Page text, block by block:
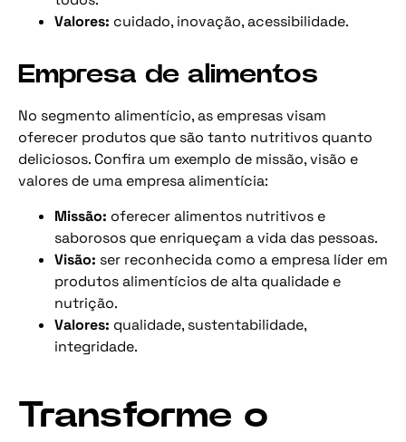
Valores: cuidado, inovação, acessibilidade.
Empresa de alimentos
No segmento alimentício, as empresas visam
oferecer produtos que são tanto nutritivos quanto
deliciosos. Confira um exemplo de missão, visão e
valores de uma empresa alimentícia:
Missão: oferecer alimentos nutritivos e
saborosos que enriqueçam a vida das pessoas.
Visão: ser reconhecida como a empresa líder em
produtos alimentícios de alta qualidade e
nutrição.
Valores: qualidade, sustentabilidade,
integridade.
Transforme o